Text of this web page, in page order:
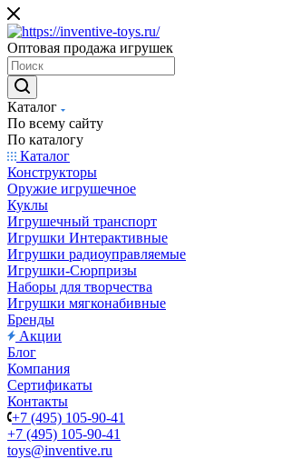
Оптовая продажа игрушек
Каталог
По всему сайту
По каталогу
Каталог
Конструкторы
Оружие игрушечное
Куклы
Игрушечный транспорт
Игрушки Интерактивные
Игрушки радиоуправляемые
Игрушки-Сюрпризы
Наборы для творчества
Игрушки мягконабивные
Бренды
Акции
Блог
Компания
Сертификаты
Контакты
+7 (495) 105-90-41
+7 (495) 105-90-41
toys@inventive.ru